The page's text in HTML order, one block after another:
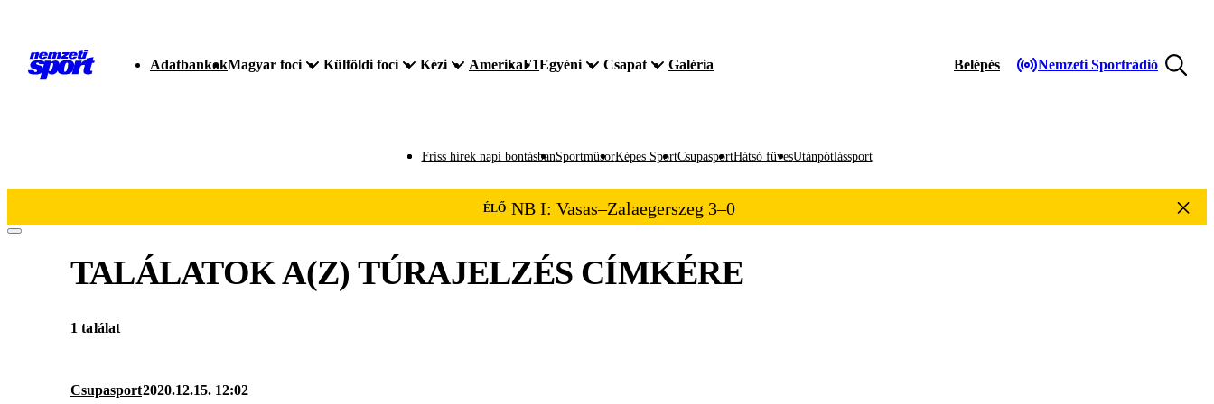
AdatbankokMagyar foci Külföldi foci Kézi AmerikaF1Egyéni Csapat Galéria Belépés Nemzeti Sportrádió
Friss hírek napi bontásbanSportműsorKépes SportCsupasportHátsó füvesUtánpótlássport
ÉLŐ NB I: Vasas–Zalaegerszeg 3–0
TALÁLATOK A(Z) TÚRAJELZÉS CÍMKÉRE
1 találat
Csupasport2020.12.15. 12:02